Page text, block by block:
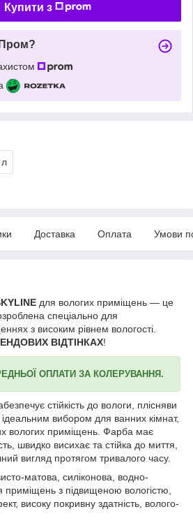
Купити з
Доставка Оплата Умови
для вологих приміщень — це
спеціально для
з високим рівнем вологості.
ВІДТІНКАХ!
ОПЛАТИ ЗА КОЛЕРУВАННЯ.
стійкість до вологи, плісняви
ідеальним вибором для ванних кімнат,
вологих приміщень. Фарба має
швидко висихає та стійка до миття,
вигляд протягом тривалого часу.
матова, силіконова, водно-
з підвищеною вологістю,
високу покривну здатність, волого-